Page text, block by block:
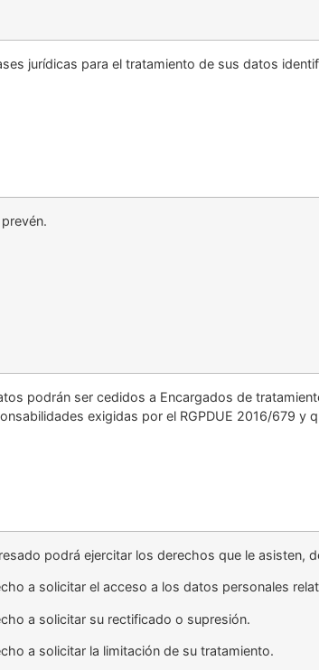
jurídicas para el tratamiento de sus datos
podrán ser cedidos a Encargados de
exigidas por el RGPDUE 2016/679 y
podrá ejercitar los derechos que le asisten,
a solicitar el acceso a los datos personales
a solicitar su rectificado o supresión.
a solicitar la limitación de su tratamiento.